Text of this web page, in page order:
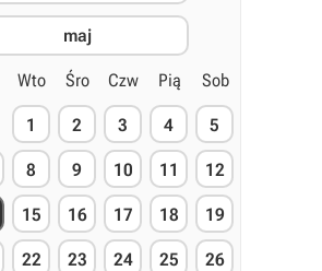
maj
Wto Śro Czw Pią Sob
1 2 3 4 5
8 9 10 11 12
15 16 17 18 19
22 23 24 25 26